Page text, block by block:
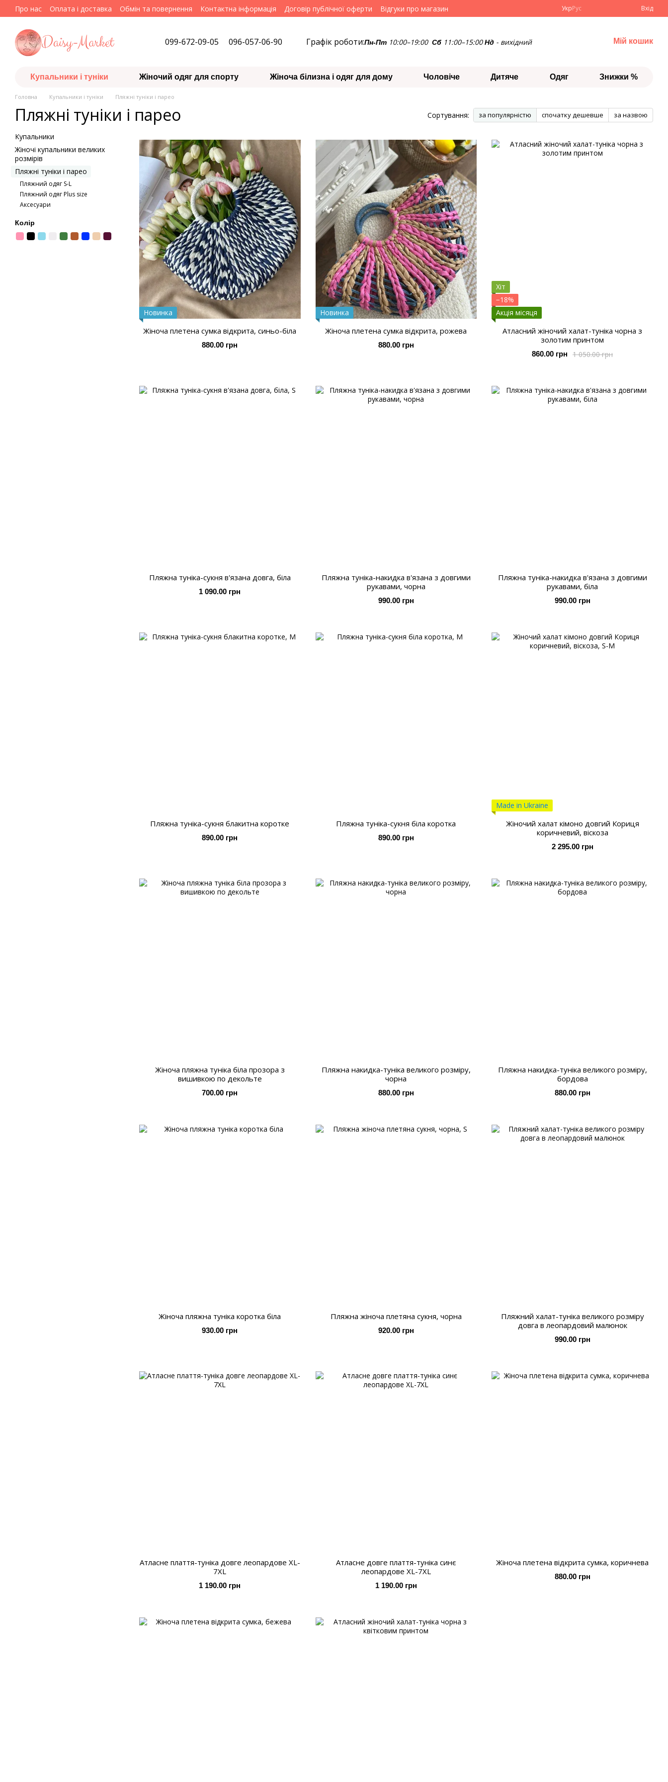
Перейти до основного контенту
Про нас Оплата і доставка Обмін та повернення Контактна інформація Договір публічної оферти Відгуки про магазин УкрРус Вхід
099-672-09-05 096-057-06-90 Графік роботи:Пн-Пт 10:00–19:00 Сб 11:00–15:00Нд - вихідний Мій кошик
Купальники і туніки Жіночий одяг для спорту Жіноча білизна і одяг для дому Чоловіче Дитяче Одяг Знижки %
Головна Купальники і туніки Пляжні туніки і парео
Пляжні туніки і парео Сортування: за популярністю спочатку дешевше за назвою
Новинка
Жіноча плетена сумка відкрита, синьо-біла
880.00 грн
Новинка
Жіноча плетена сумка відкрита, рожева
880.00 грн
Хіт
−18%
Акція місяця
Атласний жіночий халат-туніка чорна з
золотим принтом
1 050.00 грн
860.00 грн
Пляжна туніка-сукня в'язана довга, біла
1 090.00 грн
Пляжна туніка-накидка в'язана з довгими
рукавами, чорна
990.00 грн
Пляжна туніка-накидка в'язана з довгими
рукавами, біла
990.00 грн
Пляжна туніка-сукня блакитна коротке
890.00 грн
Пляжна туніка-сукня біла коротка
890.00 грн
Made in Ukraine
Жіночий халат кімоно довгий Кориця
коричневий, віскоза
2 295.00 грн
Жіноча пляжна туніка біла прозора з
вишивкою по декольте
700.00 грн
Пляжна накидка-туніка великого розміру,
чорна
880.00 грн
Пляжна накидка-туніка великого розміру,
бордова
880.00 грн
Жіноча пляжна туніка коротка біла
930.00 грн
Пляжна жіноча плетяна сукня, чорна
920.00 грн
Пляжний халат-туніка великого розміру
довга в леопардовий малюнок
990.00 грн
Атласне плаття-туніка довге леопардове XL-
7XL
1 190.00 грн
Атласне довге плаття-туніка синє
леопардове XL-7XL
1 190.00 грн
Жіноча плетена відкрита сумка, коричнева
880.00 грн
Купальники
Жіночі купальники великих
розмірів
Пляжні туніки і парео
Пляжний одяг S-L
Пляжний одяг Plus size
Аксесуари
Колір